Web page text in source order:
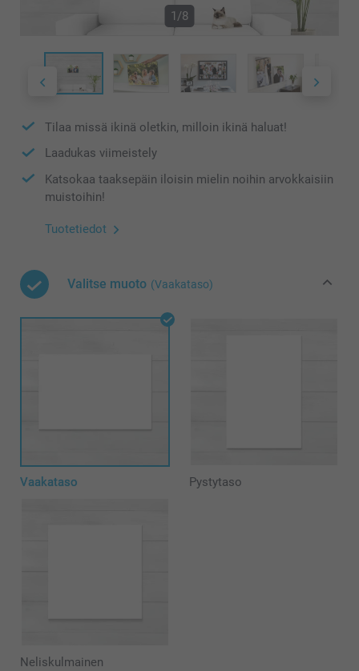
1/8
Tilaa missä ikinä oletkin, milloin ikinä haluat!
Laadukas viimeistely
Katsokaa taaksepäin iloisin mielin noihin arvokkaisiin
muistoihin!
Tuotetiedot
Valitse muoto (Vaakataso)
Vaakataso Pystytaso
Neliskulmainen